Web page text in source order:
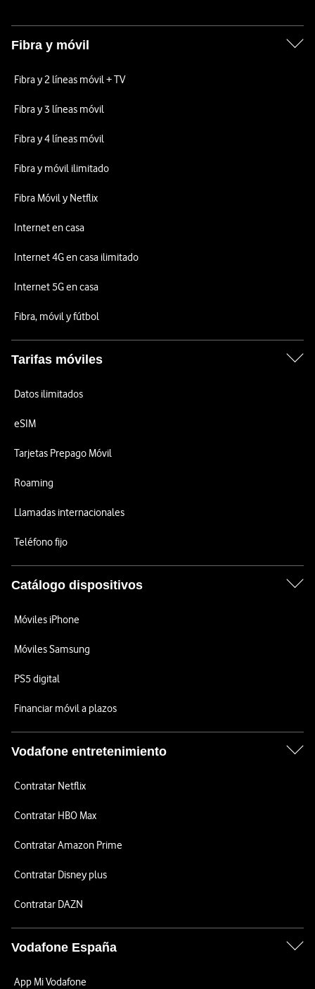
Fibra y móvil
Fibra y 2 líneas móvil + TV
Fibra y 3 líneas móvil
Fibra y 4 líneas móvil
Fibra y móvil ilimitado
Fibra Móvil y Netflix
Internet en casa
Internet 4G en casa ilimitado
Internet 5G en casa
Fibra, móvil y fútbol
Tarifas móviles
Datos ilimitados
eSIM
Tarjetas Prepago Móvil
Roaming
Llamadas internacionales
Teléfono fijo
Catálogo dispositivos
Móviles iPhone
Móviles Samsung
PS5 digital
Financiar móvil a plazos
Vodafone entretenimiento
Contratar Netflix
Contratar HBO Max
Contratar Amazon Prime
Contratar Disney plus
Contratar DAZN
Vodafone España
App Mi Vodafone